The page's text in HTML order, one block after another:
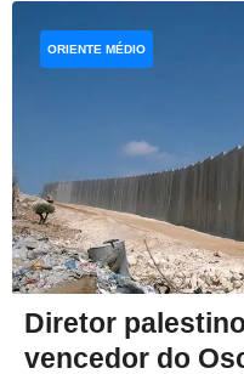
Diretor
vencedor do
ORIENTE MÉDIO